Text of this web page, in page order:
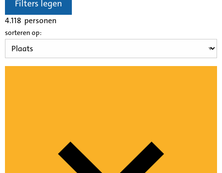
Filters legen
4.118 personen
sorteren op: